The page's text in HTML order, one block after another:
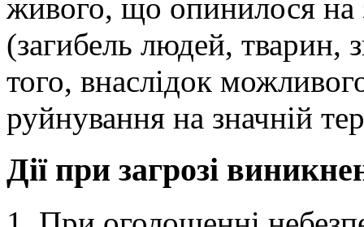
живого, що опинилося на
(загибель людей, тварин,
того, внаслідок
руйнування на значній
Дії при загрозі